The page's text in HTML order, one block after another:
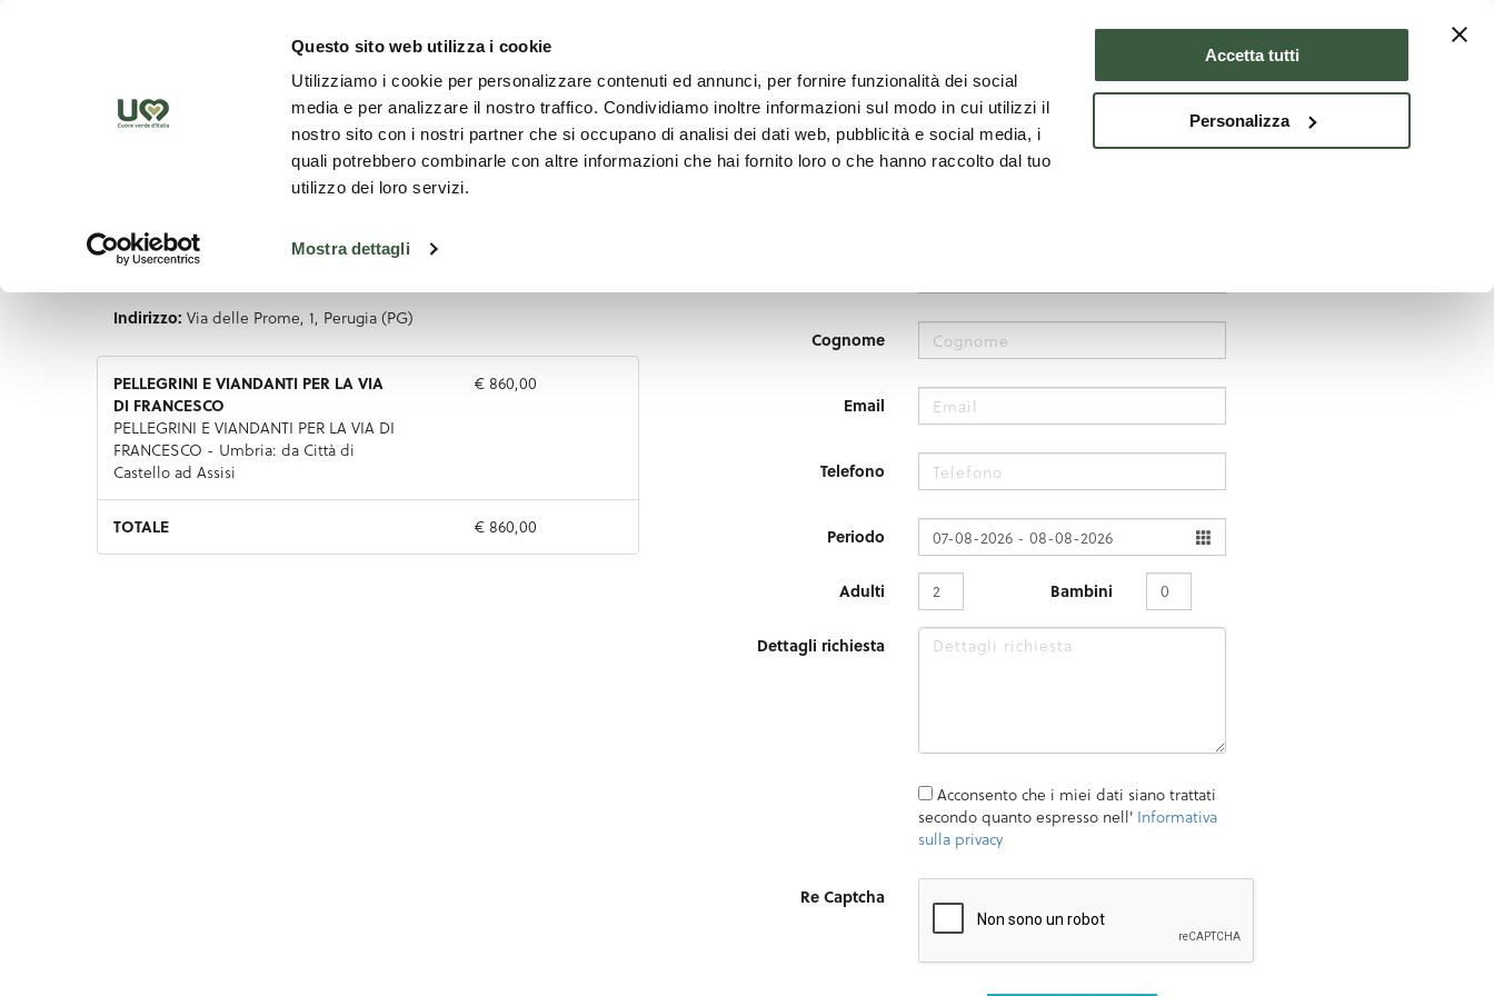
Questo sito web utilizza i cookie
Utilizziamo i cookie per personalizzare contenuti ed annunci, per fornire funzionalità dei social
media e per analizzare il nostro traffico. Condividiamo inoltre informazioni sul modo in cui utilizzi il
nostro sito con i nostri partner che si occupano di analisi dei dati web, pubblicità e social media, i
quali potrebbero combinarle con altre informazioni che hai fornito loro o che hanno raccolto dal tuo
utilizzo dei loro servizi.
Mostra dettagli
Accetta tutti
Personalizza
Scopri il territorio